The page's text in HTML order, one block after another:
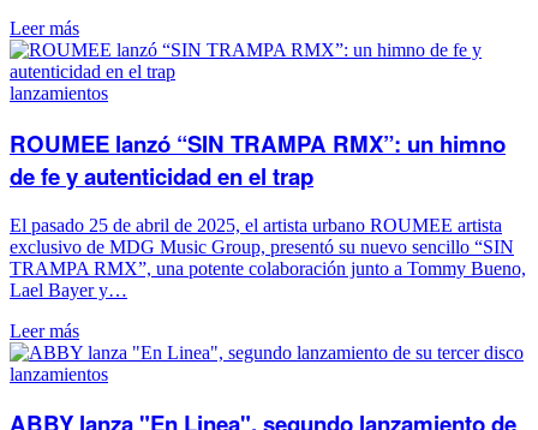
Leer más
lanzamientos
ROUMEE lanzó “SIN TRAMPA RMX”: un himno
de fe y autenticidad en el trap
El pasado 25 de abril de 2025, el artista urbano ROUMEE artista
exclusivo de MDG Music Group, presentó su nuevo sencillo “SIN
TRAMPA RMX”, una potente colaboración junto a Tommy Bueno,
Lael Bayer y…
Leer más
lanzamientos